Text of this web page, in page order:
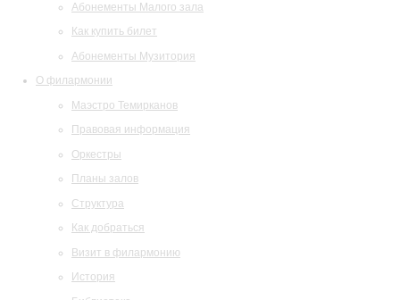
Абонементы Малого зала
Как купить билет
Абонементы Музитория
О филармонии
Маэстро Темирканов
Правовая информация
Оркестры
Планы залов
Структура
Как добраться
Визит в филармонию
История